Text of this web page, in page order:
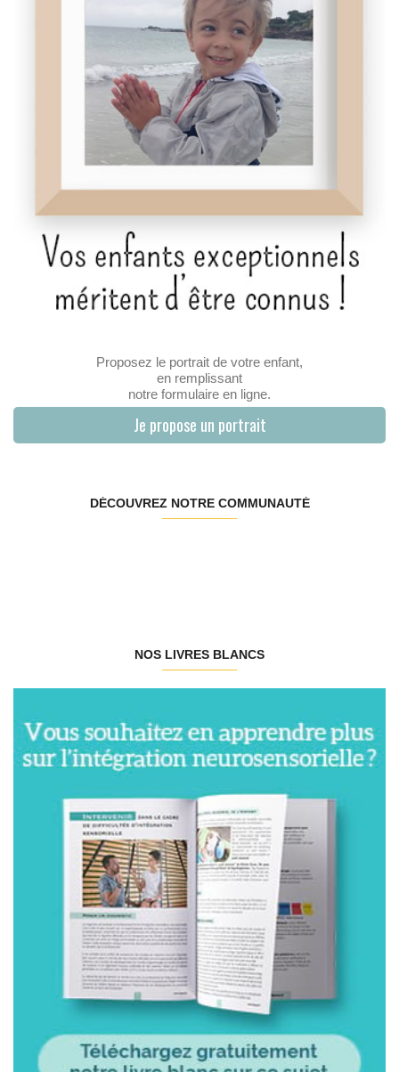
Proposez le portrait de votre enfant,
en remplissant
notre formulaire en ligne.
Je propose un portrait
DÉCOUVREZ NOTRE COMMUNAUTÉ
NOS LIVRES BLANCS